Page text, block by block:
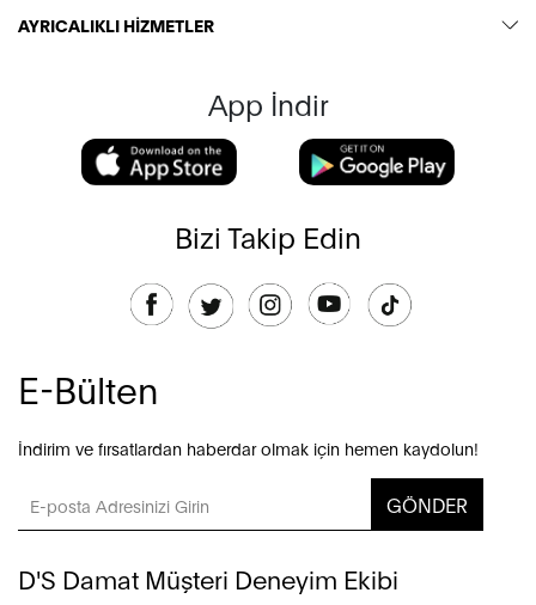
AYRICALIKLI HİZMETLER
App İndir
Bizi Takip Edin
E-Bülten
İndirim ve fırsatlardan haberdar olmak için hemen kaydolun!
GÖNDER
D'S Damat Müşteri Deneyim Ekibi